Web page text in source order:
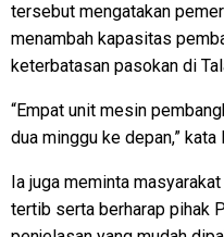
tersebut mengatakan
menambah kapasitas
keterbatasan pasokan di
“Empat unit mesin
dua minggu ke depan,” kata
Ia juga meminta
tertib serta berharap pihak